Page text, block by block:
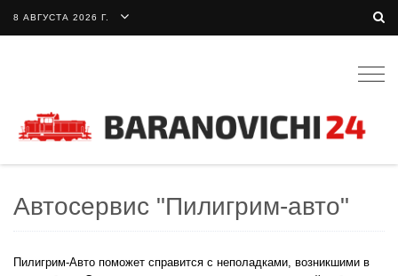
8 АВГУСТА 2026 Г.
Автосервис "Пилигрим-авто"
Пилигрим-Авто поможет справится с неполадками, возникшими в